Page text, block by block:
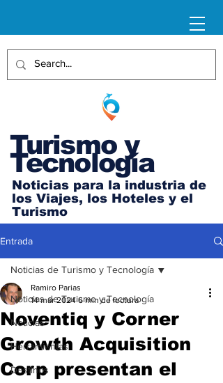
Turismo y
Tecnología
Noticias para la industria de
los Viajes, los Hoteles y el
Turismo
Entrada
Noticias de Turismo y Tecnología
Noticias
Herramientas
Destinos
Noticias de Turismo y Tecnología
Noventiq y Corner
Growth Acquisition
Corp presentan el
Ramiro Parias
14 mar 2024 6 min de lectura